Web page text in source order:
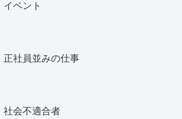
イベント
正社員並みの仕事
社会不適合者